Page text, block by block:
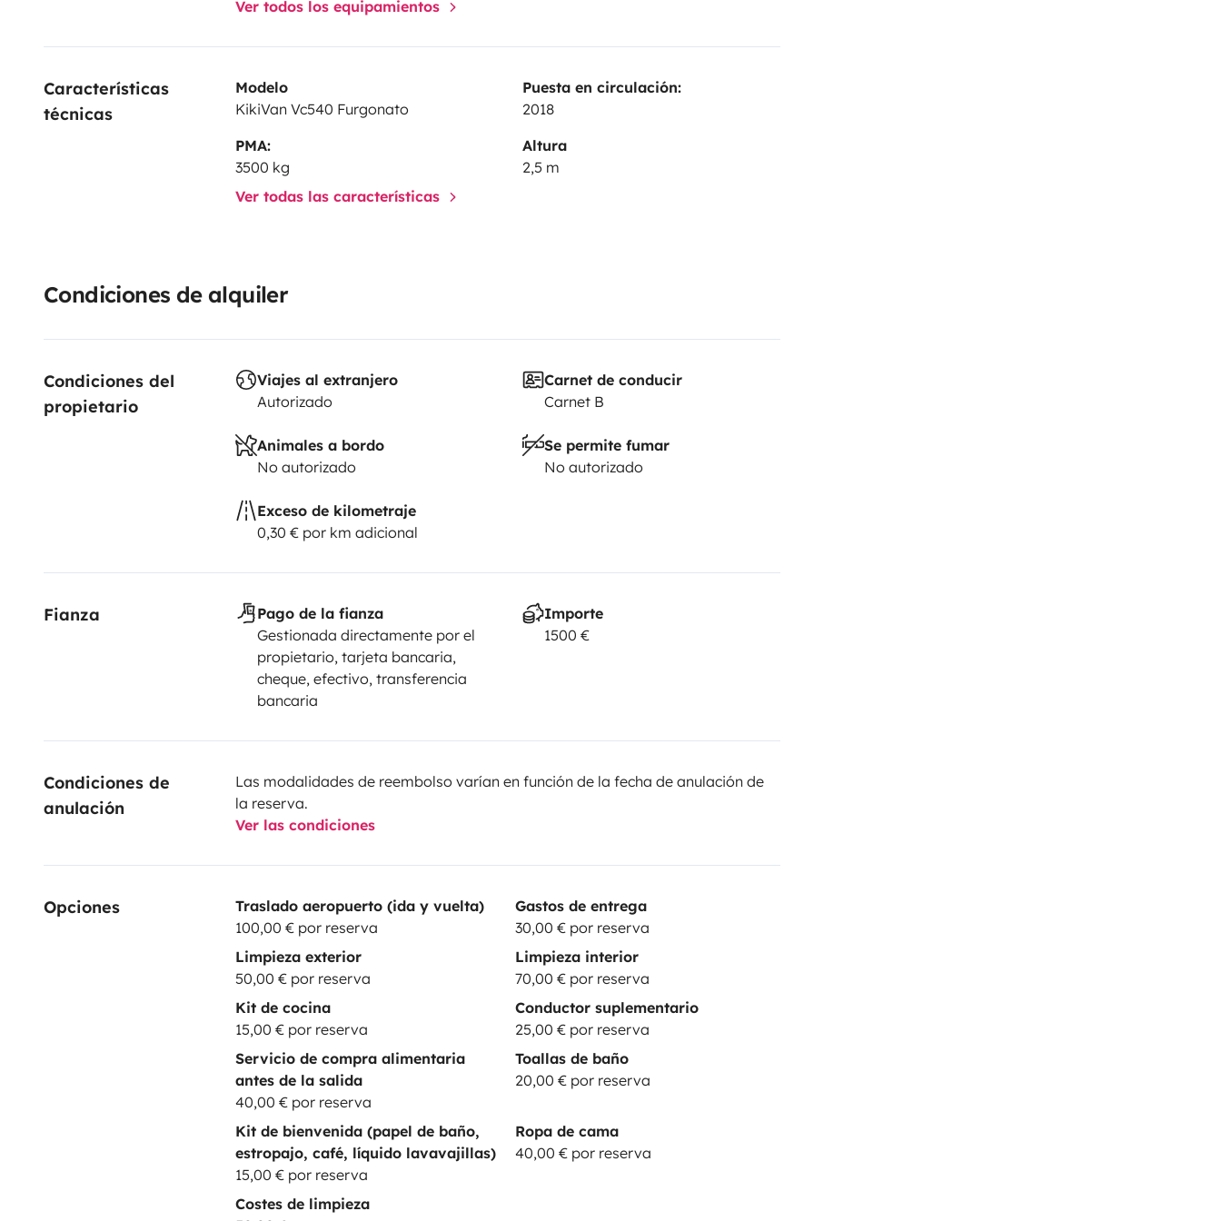
Ver todos los equipamientos
Características
técnicas
Modelo
KikiVan Vc540 Furgonato
Puesta en circulación:
2018
PMA:
3500 kg
Altura
2,5 m
Ver todas las características
Condiciones de alquiler
Condiciones del
propietario
Viajes al extranjero
Autorizado
Carnet de conducir
Carnet B
Animales a bordo
No autorizado
Se permite fumar
No autorizado
Exceso de kilometraje
0,30 € por km adicional
Fianza
Pago de la fianza
Gestionada directamente por el
propietario, tarjeta bancaria,
cheque, efectivo, transferencia
bancaria
Importe
1500 €
Condiciones de
anulación
Las modalidades de reembolso varían en función de la fecha de anulación de
la reserva.
Ver las condiciones
Opciones
Traslado aeropuerto (ida y vuelta)
100,00 € por reserva
Gastos de entrega
30,00 € por reserva
Limpieza exterior
50,00 € por reserva
Limpieza interior
70,00 € por reserva
Kit de cocina
15,00 € por reserva
Conductor suplementario
25,00 € por reserva
Servicio de compra alimentaria
antes de la salida
40,00 € por reserva
Toallas de baño
20,00 € por reserva
Kit de bienvenida (papel de baño,
estropajo, café, líquido lavavajillas)
15,00 € por reserva
Ropa de cama
40,00 € por reserva
Costes de limpieza